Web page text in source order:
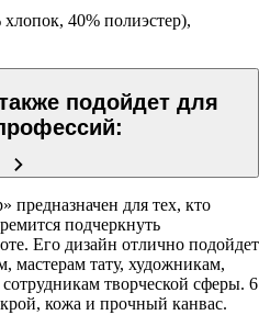
40% полиэстер),
подойдет для
предназначен для тех, кто
подчеркнуть
Его дизайн отлично подойдет
мастерам тату, художникам,
творческой сферы. 6
кожа и прочный канвас.